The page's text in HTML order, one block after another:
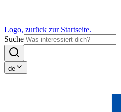
Logo, zurück zur Startseite.
Suche
de